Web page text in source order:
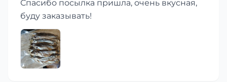
Спасибо посылка пришла, очень вкусная,
буду заказывать!